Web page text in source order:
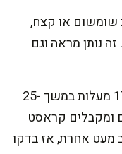
שומשום או קצח,
נותן מראה וגם
אופים בתנור מחומם מראש ל-170 מעלות במשך 25-
ומקבלים קראסט
מעט אחרת, אז בדקו